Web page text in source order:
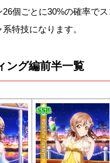
個ごとに30%の確率で
特技になります。
ング編前半一覧